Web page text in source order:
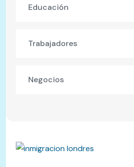
Educación
Trabajadores
Negocios